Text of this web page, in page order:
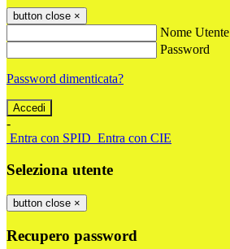
button close ×
Nome Utente
Password
Password dimenticata?
-
Entra con SPID Entra con CIE
Seleziona utente
button close ×
Recupero password